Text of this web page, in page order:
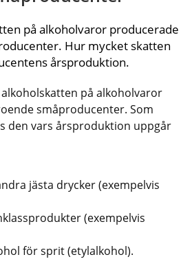
på alkoholvaror producerade
Hur mycket skatten
årsproduktion.
alkoholskatten på alkoholvaror
småproducenter. Som
den vars årsproduktion uppgår
jästa drycker (exempelvis
(exempelvis
för sprit (etylalkohol).